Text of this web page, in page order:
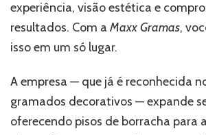
experiência, visão estética e
resultados. Com a Maxx Gramas,
isso em um só lugar.
A empresa — que já é reconhecida
gramados decorativos — expande
oferecendo pisos de borracha para